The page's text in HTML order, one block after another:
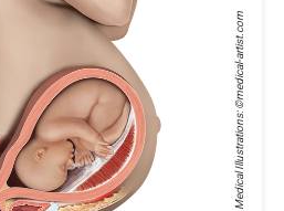
Medical Illustrations: ©
medical-artist.com